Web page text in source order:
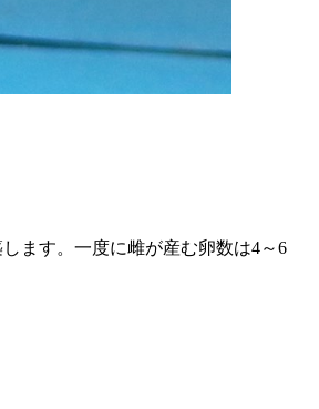
ます。一度に雌が産む卵数は4～6